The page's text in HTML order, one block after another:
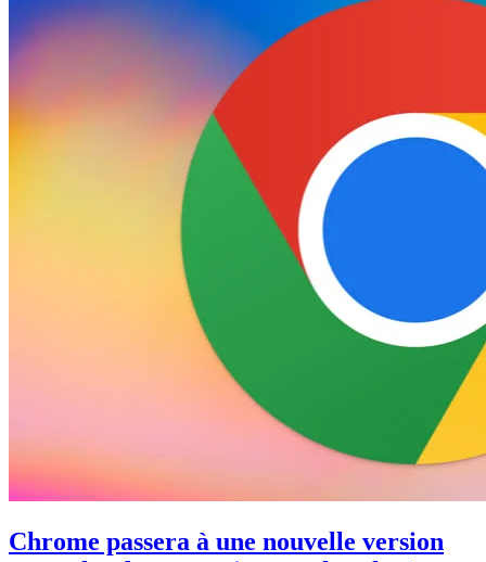
Chrome passera à une nouvelle version